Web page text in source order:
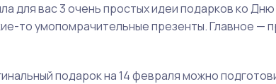
для вас 3 очень простых идеи подарков ко
то умопомрачительные презенты. Главное —
подарок на 14 февраля можно